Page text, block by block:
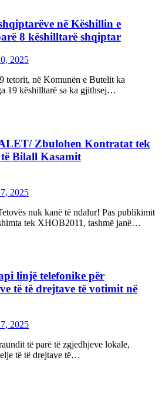
në Këshillin e
8 këshilltarë shqiptar
2025
tetorit, në Komunën e Butelit ka
19 këshilltarë sa ka gjithsej…
Zbulohen Kontratat tek
Bilall Kasamit
2025
nuk kanë të ndalur! Pas publikimit
tek XHOB2011, tashmë janë…
linjë telefonike për
të të drejtave të votimit në
2025
të parë të zgjedhjeve lokale,
të të drejtave të…